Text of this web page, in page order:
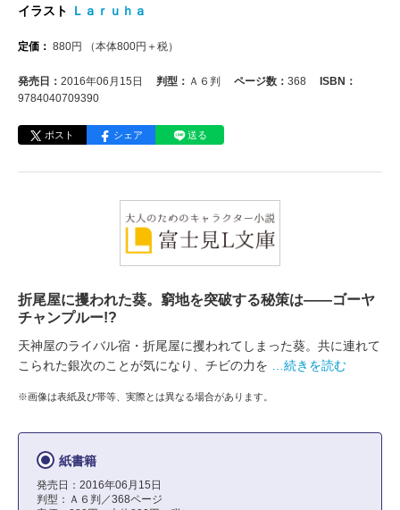
イラスト
Ｌａｒｕｈａ
定価： 880円 （本体800円＋税）
発売日： 2016年06月15日 判型： Ａ６判 ページ数： 368
ISBN：
9784040709390
ポスト シェア 送る
折尾屋に攫われた葵。窮地を突破する秘策は――ゴーヤ
チャンプルー!?
天神屋のライバル宿・折尾屋に攫われてしまった葵。共に連れて
こられた銀次のことが気になり、チビの力を
…続きを読む
※画像は表紙及び帯等、実際とは異なる場合があります。
紙書籍
発売日：2016年06月15日
判型：Ａ６判／368ページ